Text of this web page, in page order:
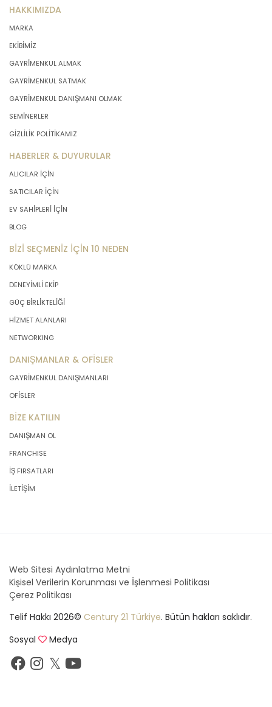
HAKKIMIZDA
MARKA
EKİBİMİZ
GAYRİMENKUL ALMAK
GAYRİMENKUL SATMAK
GAYRİMENKUL DANIŞMANI OLMAK
SEMİNERLER
GİZLİLİK POLİTİKAMIZ
HABERLER & DUYURULAR
ALICILAR İÇİN
SATICILAR İÇİN
EV SAHİPLERİ İÇİN
BLOG
BİZİ SEÇMENİZ İÇİN 10 NEDEN
KÖKLÜ MARKA
DENEYİMLİ EKİP
GÜÇ BİRLİKTELİĞİ
HİZMET ALANLARI
NETWORKING
DANIŞMANLAR & OFİSLER
GAYRİMENKUL DANIŞMANLARI
OFİSLER
BİZE KATILIN
DANIŞMAN OL
FRANCHISE
İŞ FIRSATLARI
İLETİŞİM
Web Sitesi Aydınlatma Metni
Kişisel Verilerin Korunması ve İşlenmesi Politikası
Çerez Politikası
Telif Hakkı 2026© Century 21 Türkiye. Bütün hakları saklıdır.
Sosyal
Medya